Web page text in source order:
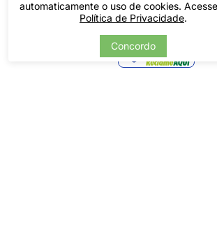
automaticamente o uso de cookies.
Política de Privacidade.
ConcordoVerificada